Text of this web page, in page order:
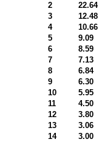
2
22.64
3
12.48
4
10.66
5
9.09
6
8.59
7
7.13
8
6.84
9
6.30
10
5.95
11
4.50
12
3.80
13
3.06
14
3.00